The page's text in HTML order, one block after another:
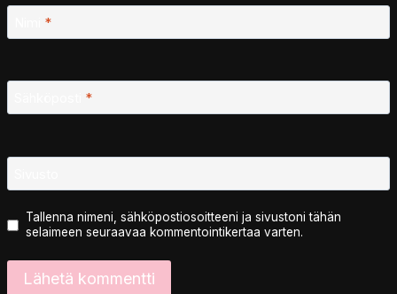
*
*
Tallenna nimeni, sähköpostiosoitteeni ja sivustoni tähän
selaimeen seuraavaa kommentointikertaa varten.